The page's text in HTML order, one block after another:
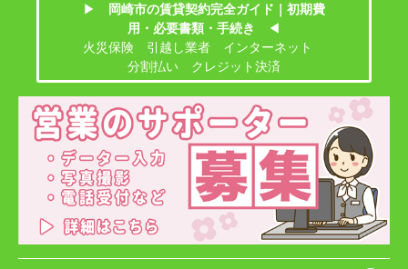
▶
岡崎市の賃貸契約完全ガイド｜初期費
用・必要書類・手続き
◀
火災保険 引越し業者 インターネット
分割払い クレジット決済